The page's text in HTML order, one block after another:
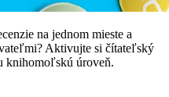
na jednom mieste a
Aktivujte si čítateľský
knihomoľskú úroveň.